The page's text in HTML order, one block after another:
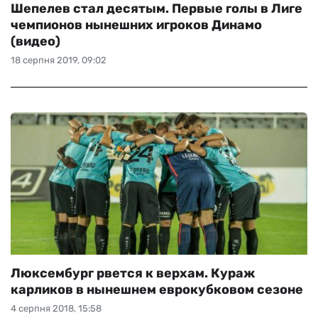
18 серпня 2019, 09:02
Шепелев стал десятым. Первые голы в Лиге
чемпионов нынешних игроков Динамо
(видео)
4 серпня 2018, 15:58
Люксембург рвется к верхам. Кураж
карликов в нынешнем еврокубковом сезоне